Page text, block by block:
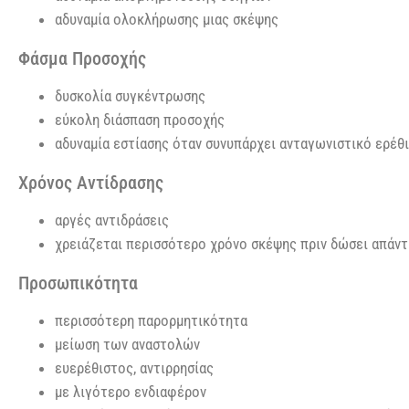
αδυναμία ολοκλήρωσης μιας σκέψης
Φάσμα Προσοχής
δυσκολία συγκέντρωσης
εύκολη διάσπαση προσοχής
αδυναμία εστίασης όταν συνυπάρχει ανταγωνιστικό
Χρόνος Αντίδρασης
αργές αντιδράσεις
χρειάζεται περισσότερο χρόνο σκέψης πριν δώσει
Προσωπικότητα
περισσότερη παρορμητικότητα
μείωση των αναστολών
ευερέθιστος, αντιρρησίας
με λιγότερο ενδιαφέρον